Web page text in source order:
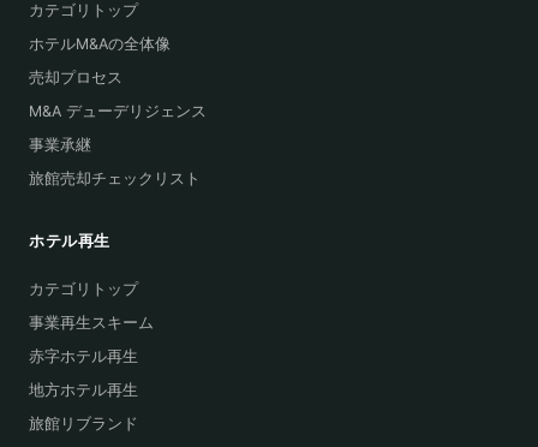
カテゴリトップ
ホテルM&Aの全体像
売却プロセス
M&A デューデリジェンス
事業承継
旅館売却チェックリスト
ホテル再生
カテゴリトップ
事業再生スキーム
赤字ホテル再生
地方ホテル再生
旅館リブランド